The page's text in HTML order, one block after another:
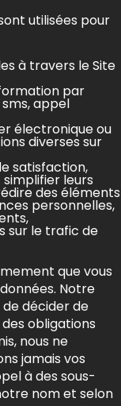
utilisées pour
à travers le Site
par
appel
électronique ou
diverses sur
satisfaction,
leurs
des éléments
personnelles,
sur le trafic de
que vous
Notre
décider de
des obligations
nous ne
jamais vos
à des sous-
nom et selon